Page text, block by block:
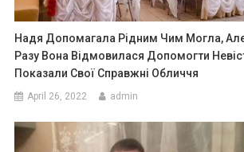
Надя Допомагала Рідним Чим Могла,
Разу Вона Відмовилася Допомогти
Показали Свої Справжні Обличчя
April 26, 2022 admin